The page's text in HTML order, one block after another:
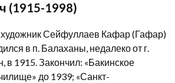
(1915-1998)
Сейфуллаев Кафар (Гафар)
в п. Балаханы, недалеко от г.
в 1915. Закончил: «Бакинское
до 1939; «Санкт-